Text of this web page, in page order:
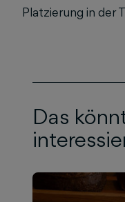
Platzierung in der
Das